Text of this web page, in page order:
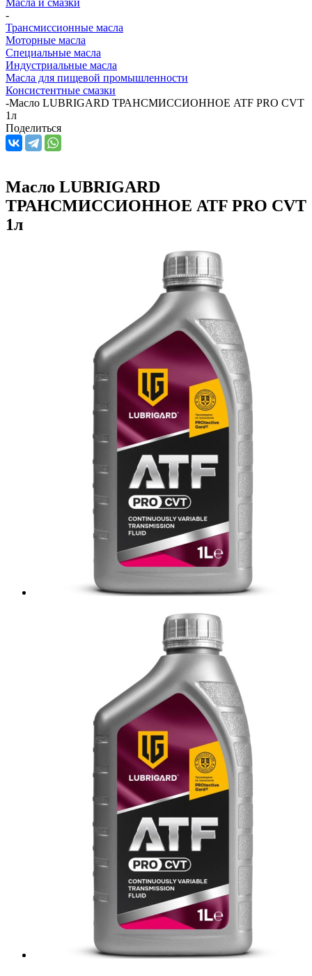
-
Трансмиссионные масла
Моторные масла
Специальные масла
Индустриальные масла
Масла для пищевой промышленности
Консистентные смазки
-Масло LUBRIGARD ТРАНСМИССИОННОЕ ATF PRO CVT
1л
Поделиться
Масло LUBRIGARD
ТРАНСМИССИОННОЕ ATF PRO CVT
1л